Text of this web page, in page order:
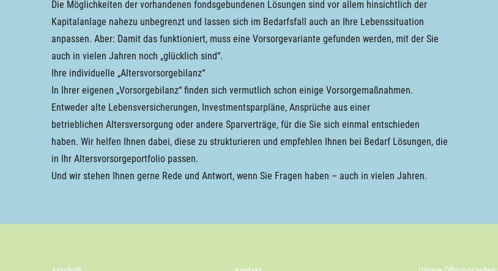
Die Möglichkeiten der vorhandenen fondsgebundenen Lösungen sind vor allem hinsichtlich der
Kapitalanlage nahezu unbegrenzt und lassen sich im Bedarfsfall auch an Ihre Lebenssituation
anpassen. Aber: Damit das funktioniert, muss eine Vorsorgevariante gefunden werden, mit der Sie
auch in vielen Jahren noch „glücklich sind“.
Ihre individuelle „Altersvorsorgebilanz“
In Ihrer eigenen „Vorsorgebilanz“ finden sich vermutlich schon einige Vorsorgemaßnahmen.
Entweder alte Lebensversicherungen, Investmentsparpläne, Ansprüche aus einer
betrieblichen Altersversorgung oder andere Sparverträge, für die Sie sich einmal entschieden
haben. Wir helfen Ihnen dabei, diese zu strukturieren und empfehlen Ihnen bei Bedarf Lösungen, die
in Ihr Altersvorsorgeportfolio passen.
Und wir stehen Ihnen gerne Rede und Antwort, wenn Sie Fragen haben – auch in vielen Jahren.